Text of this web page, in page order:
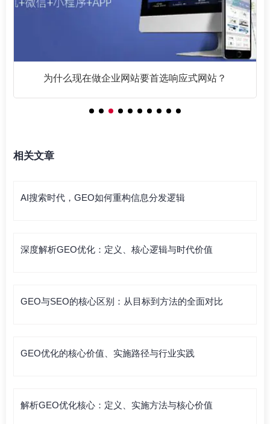
为什么现在做企业网站要首选响应式网站？
相关文章
AI搜索时代，GEO如何重构信息分发逻辑
深度解析GEO优化：定义、核心逻辑与时代价值
GEO与SEO的核心区别：从目标到方法的全面对比
GEO优化的核心价值、实施路径与行业实践
解析GEO优化核心：定义、实施方法与核心价值